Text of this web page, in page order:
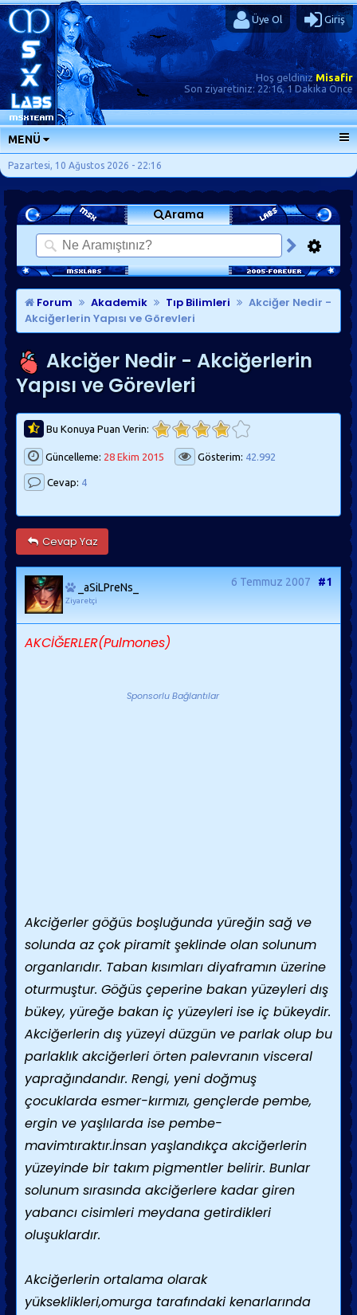
Üye Ol Giriş
Hoş geldinizMisafir
Son ziyaretiniz: 22:16, 1 Dakika Önce
MENÜ
ANA SAYFA
FORUMLAR
SORU-CEVAP
GÜNLÜKLER
SON MESAJLAR
KISAYOLLAR
Pazartesi, 10 Ağustos 2026 - 22:16
Arama
Forum Akademik Tıp Bilimleri
Akciğer Nedir -
Akciğerlerin Yapısı ve Görevleri
Akciğer Nedir - Akciğerlerin
Yapısı ve Görevleri
Bu Konuya Puan Verin:
Güncelleme: 28 Ekim 2015 Gösterim: 42.992
Cevap: 4
Cevap Yaz
_aSiLPreNs_
Ziyaretçi
6 Temmuz 2007 #1
AKCİĞERLER(Pulmones)
Sponsorlu Bağlantılar
Akciğerler göğüs boşluğunda yüreğin sağ ve
solunda az çok piramit şeklinde olan solunum
organlarıdır. Taban kısımları diyaframın üzerine
oturmuştur. Göğüs çeperine bakan yüzeyleri dış
bükey, yüreğe bakan iç yüzeyleri ise iç bükeydir.
Akciğerlerin dış yüzeyi düzgün ve parlak olup bu
parlaklık akciğerleri örten palevranın visceral
yaprağındandır. Rengi, yeni doğmuş
çocuklarda esmer-kırmızı, gençlerde pembe,
ergin ve yaşlılarda ise pembe-
mavimtıraktır.İnsan yaşlandıkça akciğerlerin
yüzeyinde bir takım pigmentler belirir. Bunlar
solunum sırasında akciğerlere kadar giren
yabancı cisimleri meydana getirdikleri
oluşuklardır.
Akciğerlerin ortalama olarak
yükseklikleri,omurga tarafındaki kenarlarında